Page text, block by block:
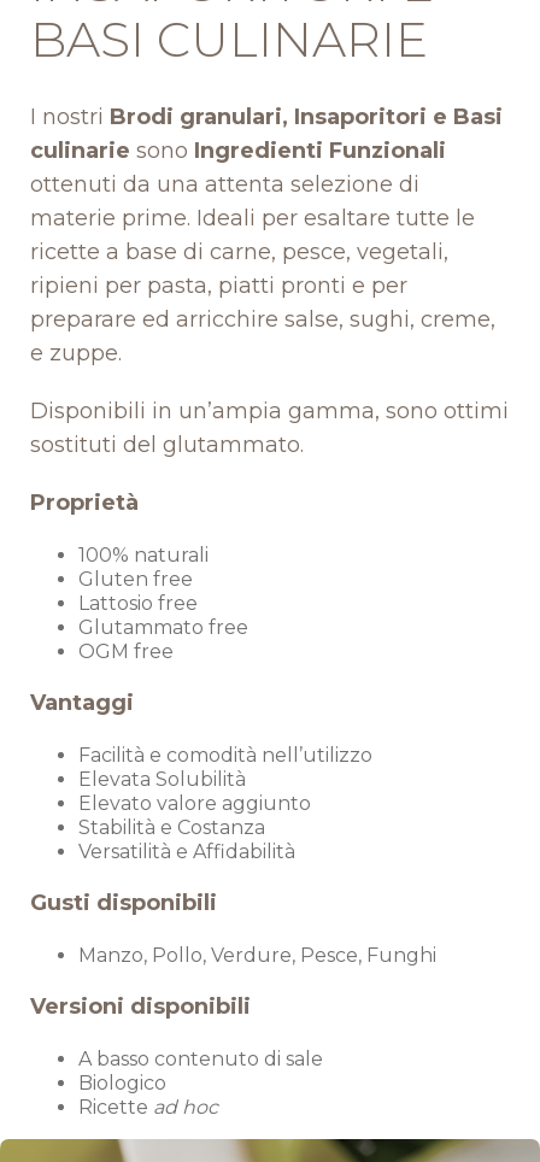
BASI CULINARIE
I nostri Brodi granulari, Insaporitori e Basi
culinarie sono Ingredienti Funzionali
ottenuti da una attenta selezione di
materie prime. Ideali per esaltare tutte le
ricette a base di carne, pesce, vegetali,
ripieni per pasta, piatti pronti e per
preparare ed arricchire salse, sughi, creme,
e zuppe.
Disponibili in un’ampia gamma, sono ottimi
sostituti del glutammato.
Proprietà
100% naturali
Gluten free
Lattosio free
Glutammato free
OGM free
Vantaggi
Facilità e comodità nell’utilizzo
Elevata Solubilità
Elevato valore aggiunto
Stabilità e Costanza
Versatilità e Affidabilità
Gusti disponibili
Manzo, Pollo, Verdure, Pesce, Funghi
Versioni disponibili
A basso contenuto di sale
Biologico
Ricette ad hoc